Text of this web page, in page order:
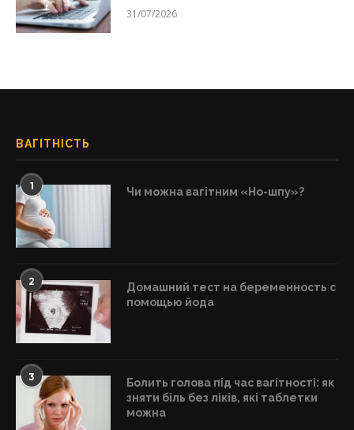
31/07/2026
ВАГІТНІСТЬ
1 Чи можна вагітним «Но-шпу»?
2
Домашний тест на беременность с
помощью йода
3
Болить голова під час вагітності: як
зняти біль без ліків, які таблетки
можна